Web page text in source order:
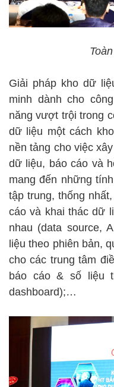
Giải pháp kho dữ
minh dành cho
năng vượt trội trong
dữ liệu một cách
nền tảng cho việc
dữ liệu, báo cáo và
mang đến những
tập trung, thống
cáo và khai thác dữ
nhau (data source,
liệu theo phiên bản,
cho các trung tâm
báo cáo & số liệu
dashboard);…